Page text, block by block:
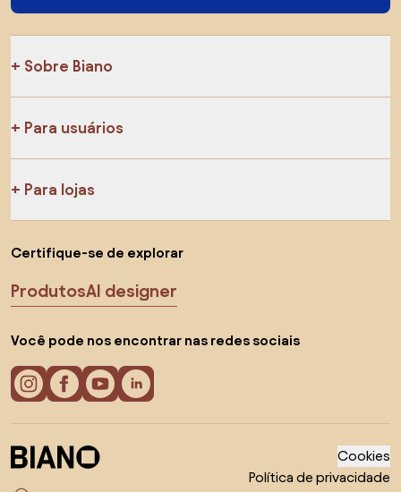
Sobre Biano
Para usuários
Para lojas
Certifique-se de explorar
ProdutosAI designer
Você pode nos encontrar nas redes sociais
Cookies
Política de privacidade